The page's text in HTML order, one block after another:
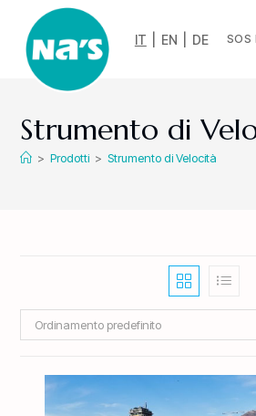
IT EN DE SOS
Strumento di
> Prodotti > Strumento di Velocità
Ordinamento predefinito